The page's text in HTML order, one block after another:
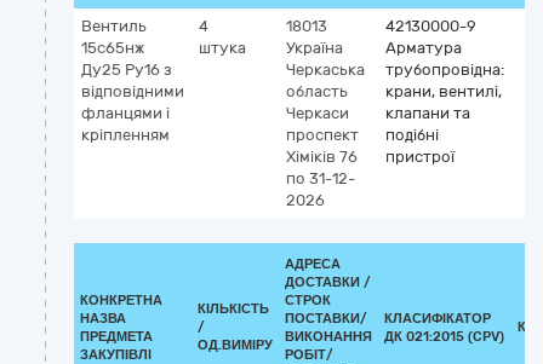
Вентиль
15с65нж
Ду25 Ру16 з
відповідними
фланцями і
кріпленням
4
штука
18013
Україна
Черкаська
область
Черкаси
проспект
Хіміків 76
по 31-12-
2026
42130000-9
Арматура
трубопровідна:
крани, вентилі,
клапани та
подібні
пристрої
КОНКРЕТНА
НАЗВА
ПРЕДМЕТА
ЗАКУПІВЛІ
КІЛЬКІСТЬ
/
ОД.ВИМІРУ
АДРЕСА
ДОСТАВКИ /
СТРОК
ПОСТАВКИ/
ВИКОНАННЯ
РОБІТ/
КЛАСИФІКАТОР
ДК 021:2015 (CPV)